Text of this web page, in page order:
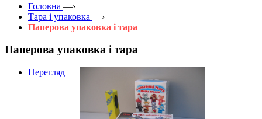
Головна —›
Тара і упаковка —›
Паперова упаковка і тара
Паперова упаковка і тара
Перегляд